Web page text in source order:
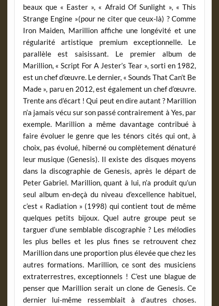
beaux que « Easter », « Afraid Of Sunlight », « This
Strange Engine »(pour ne citer que ceux-là) ? Comme
Iron Maiden, Marillion affiche une longévité et une
régularité artistique premium exceptionnelle. Le
parallèle est saisissant. Le premier album de
Marillion, « Script For A Jester’s Tear », sorti en 1982,
est un chef d’œuvre. Le dernier, « Sounds That Can’t Be
Made », paru en 2012, est également un chef d’œuvre.
Trente ans d’écart ! Qui peut en dire autant ? Marillion
n’a jamais vécu sur son passé contrairement à Yes, par
exemple. Marillion a même davantage contribué à
faire évoluer le genre que les ténors cités qui ont, à
choix, pas évolué, hiberné ou complètement dénaturé
leur musique (Genesis). Il existe des disques moyens
dans la discographie de Genesis, après le départ de
Peter Gabriel. Marillion, quant à lui, n’a produit qu’un
seul album en-deçà du niveau d’excellence habituel,
c’est « Radiation » (1998) qui contient tout de même
quelques petits bijoux. Quel autre groupe peut se
targuer d’une semblable discographie ? Les mélodies
les plus belles et les plus fines se retrouvent chez
Marillion dans une proportion plus élevée que chez les
autres formations. Marillion, ce sont des musiciens
extraterrestres, exceptionnels ! C’est une blague de
penser que Marillion serait un clone de Genesis. Ce
dernier lui-même ressemblait à d’autres choses.